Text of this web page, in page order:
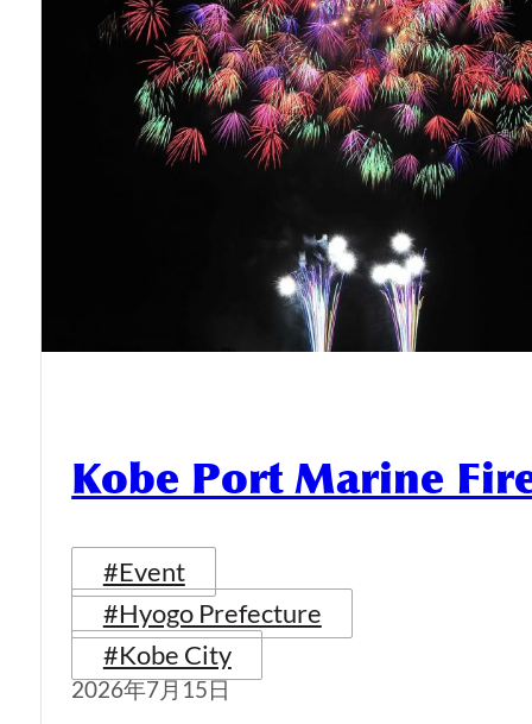
Kobe Port Marine
#Event
#Hyogo Prefecture
#Kobe City
2026年7月15日